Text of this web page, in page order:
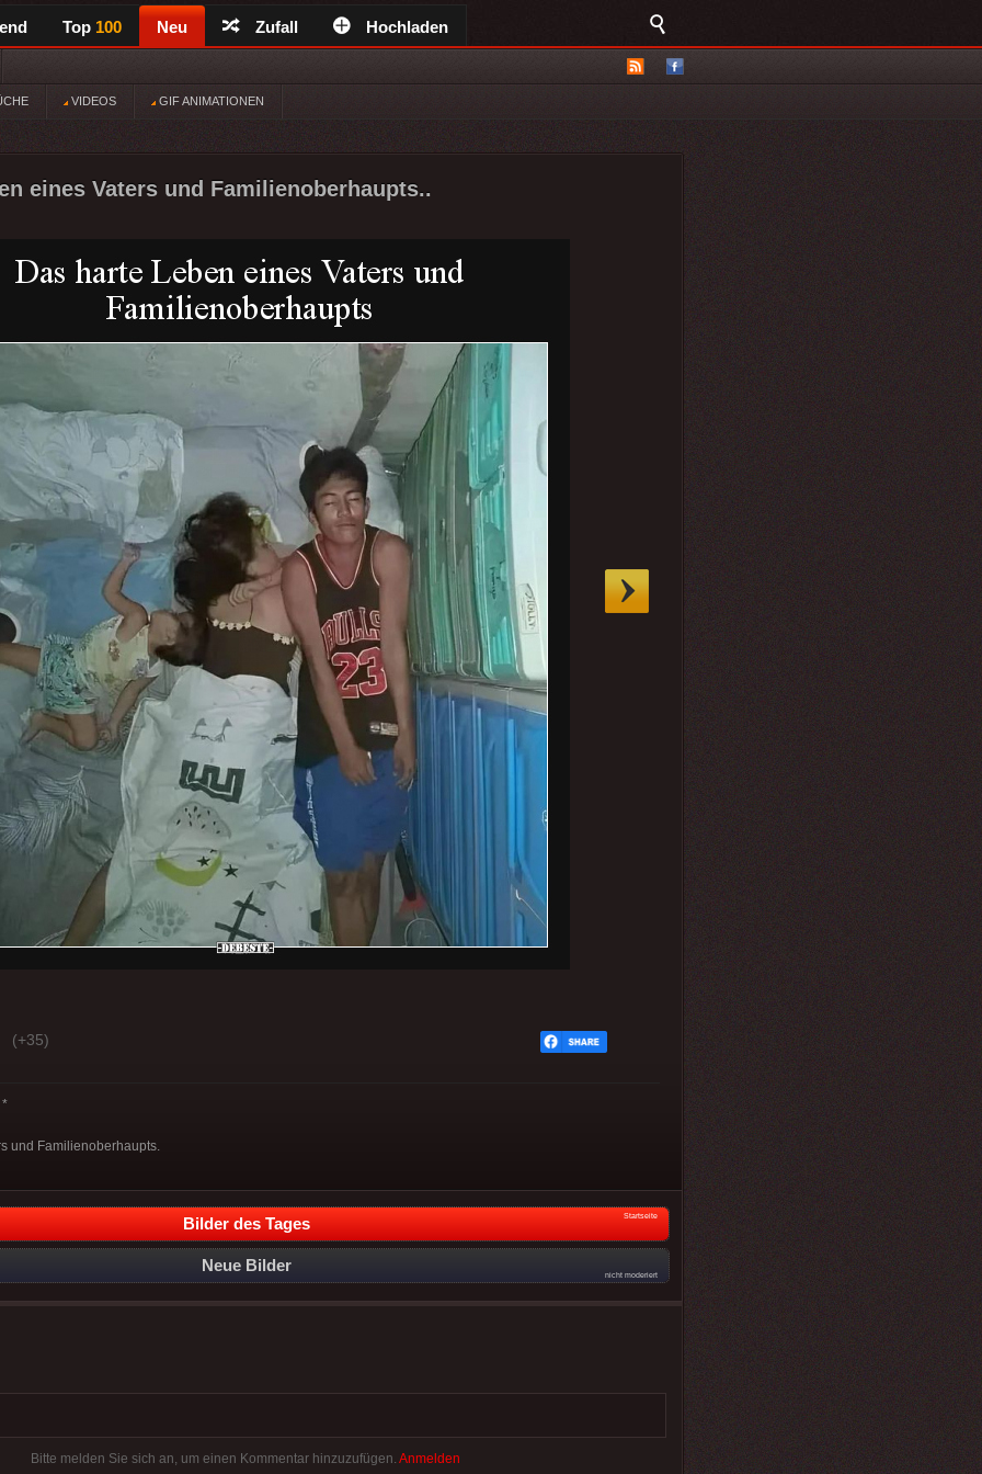
Top 100 Neu Zufall Hochladen
VIDEOS GIF ANIMATIONEN
eines Vaters und Familienoberhaupts..
(+35)
und Familienoberhaupts.
Bilder des Tages Startseite
Neue Bilder
nicht moderiert
Bitte melden Sie sich an, um einen Kommentar hinzuzufügen. Anmelden